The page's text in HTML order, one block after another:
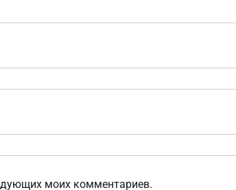
моих комментариев.